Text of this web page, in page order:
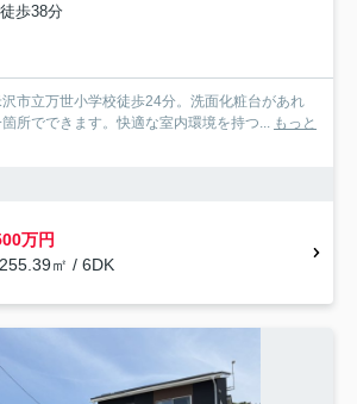
歩38分
市立万世小学校徒歩24分。洗面化粧台があれ
所でできます。快適な室内環境を持つ...
もっと
万円
㎡ / 6DK